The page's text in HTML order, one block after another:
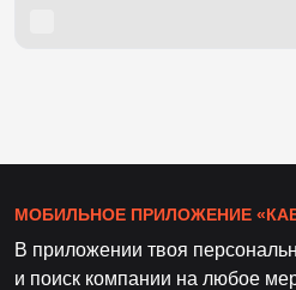
МОБИЛЬНОЕ ПРИЛОЖЕНИЕ
В приложении твоя
и поиск компании на любое